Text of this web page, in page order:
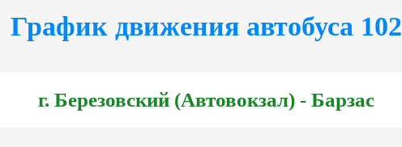
График движения автобуса 102
г. Березовский (Автовокзал) - Барзас